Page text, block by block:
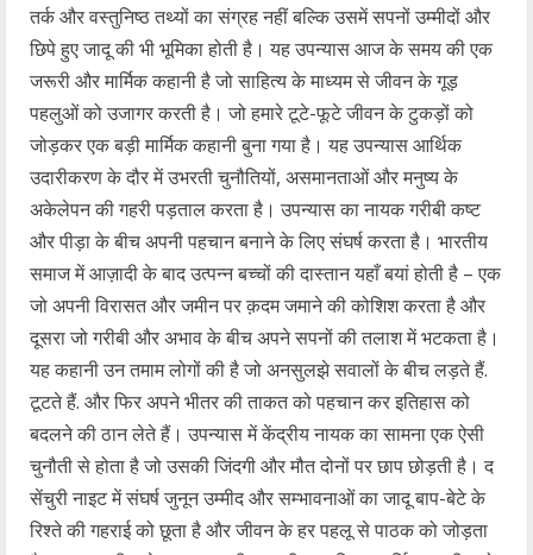
तर्क और वस्तुनिष्ठ तथ्यों का संग्रह नहीं बल्कि उसमें सपनों उम्मीदों और
छिपे हुए जादू की भी भूमिका होती है। यह उपन्यास आज के समय की एक
जरूरी और मार्मिक कहानी है जो साहित्य के माध्यम से जीवन के गूड़
पहलुओं को उजागर करती है। जो हमारे टूटे-फूटे जीवन के टुकड़ों को
जोड़कर एक बड़ी मार्मिक कहानी बुना गया है। यह उपन्यास आर्थिक
उदारीकरण के दौर में उभरती चुनौतियों, असमानताओं और मनुष्य के
अकेलेपन की गहरी पड़ताल करता है। उपन्यास का नायक गरीबी कष्ट
और पीड़ा के बीच अपनी पहचान बनाने के लिए संघर्ष करता है। भारतीय
समाज में आज़ादी के बाद उत्पन्न बच्चों की दास्तान यहाँ बयां होती है – एक
जो अपनी विरासत और जमीन पर क़दम जमाने की कोशिश करता है और
दूसरा जो गरीबी और अभाव के बीच अपने सपनों की तलाश में भटकता है।
यह कहानी उन तमाम लोगों की है जो अनसुलझे सवालों के बीच लड़ते हैं.
टूटते हैं. और फिर अपने भीतर की ताकत को पहचान कर इतिहास को
बदलने की ठान लेते हैं। उपन्यास में केंद्रीय नायक का सामना एक ऐसी
चुनौती से होता है जो उसकी जिंदगी और मौत दोनों पर छाप छोड़ती है। द
सेंचुरी नाइट में संघर्ष जुनून उम्मीद और सम्भावनाओं का जादू बाप-बेटे के
रिश्ते की गहराई को छूता है और जीवन के हर पहलू से पाठक को जोड़ता